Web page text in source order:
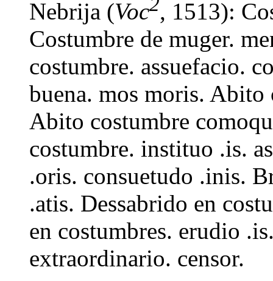
Nebrija (Voc , 1513):
Costumbre de muger.
costumbre. assuefacio.
buena. mos moris. Abito
Abito costumbre
costumbre. instituo .is.
.oris. consuetudo .inis.
.atis. Dessabrido en
en costumbres. erudio
extraordinario. censor.